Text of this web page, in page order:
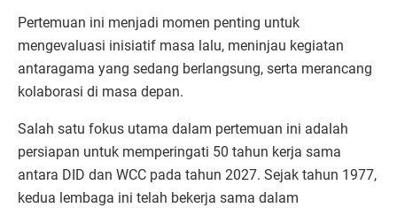
Pertemuan ini menjadi momen penting untuk
mengevaluasi inisiatif masa lalu, meninjau kegiatan
antaragama yang sedang berlangsung, serta merancang
kolaborasi di masa depan.
Salah satu fokus utama dalam pertemuan ini adalah
persiapan untuk memperingati 50 tahun kerja sama
antara DID dan WCC pada tahun 2027. Sejak tahun 1977,
kedua lembaga ini telah bekerja sama dalam